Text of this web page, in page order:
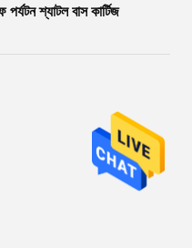
শ্যাটল বাস কার্টিজ